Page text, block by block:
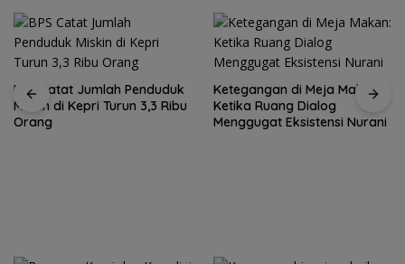
BPS Catat Jumlah Penduduk
Miskin di Kepri Turun 3,3 Ribu
Orang
Ketegangan di Meja Makan:
Ketika Ruang Dialog
Menggugat Eksistensi Nurani